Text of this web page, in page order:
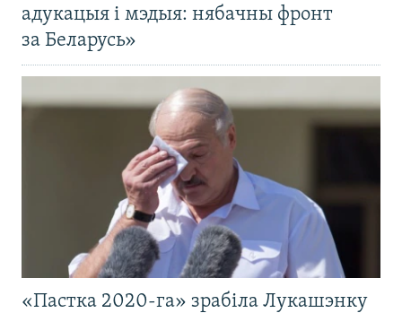
адукацыя і мэдыя: нябачны фронт
за Беларусь»
«Пастка 2020-га» зрабіла Лукашэнку